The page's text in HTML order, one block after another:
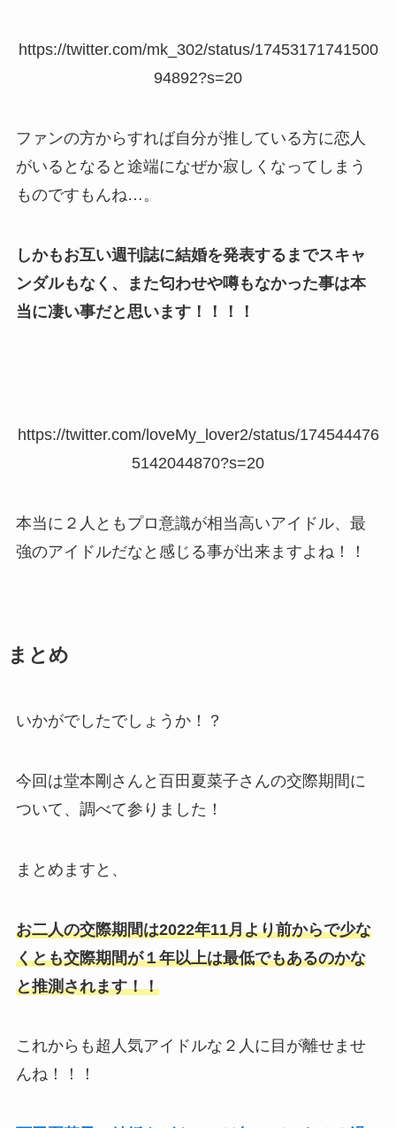
https://twitter.com/mk_302/status/17453171741500
94892?s=20
ファンの方からすれば自分が推している方に恋人
がいるとなると途端になぜか寂しくなってしまう
ものですもんね…。
しかもお互い週刊誌に結婚を発表するまでスキャ
ンダルもなく、また匂わせや噂もなかった事は本
当に凄い事だと思います！！！！
https://twitter.com/loveMy_lover2/status/174544476
5142044870?s=20
本当に２人ともプロ意識が相当高いアイドル、最
強のアイドルだなと感じる事が出来ますよね！！
まとめ
いかがでしたでしょうか！？
今回は堂本剛さんと百田夏菜子さんの交際期間に
ついて、調べて参りました！
まとめますと、
お二人の交際期間は2022年11月より前からで少な
くとも交際期間が１年以上は最低でもあるのかな
と推測されます！！
これからも超人気アイドルな２人に目が離せませ
んね！！！